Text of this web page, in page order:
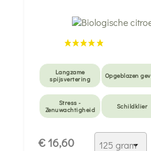
Langzame
spijsvertering
Opgeblazen
Stress -
Zenuwachtigheid
Schildklier
Depressie - Angst Maagzuur
€ 16,60